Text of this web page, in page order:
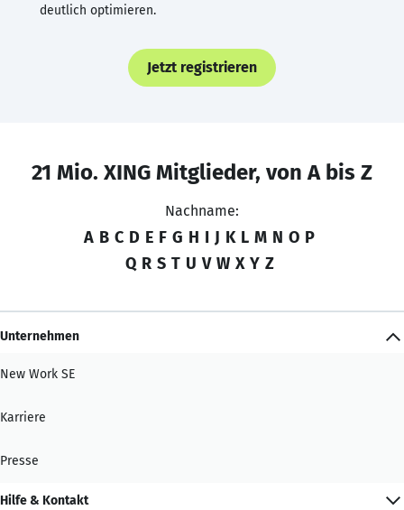
deutlich optimieren.
Jetzt registrieren
21 Mio. XING Mitglieder, von A bis Z
Nachname:
A B C D E F G H I J K L M N O P
Q R S T U V W X Y Z
Unternehmen
New Work SE
Karriere
Presse
Hilfe & Kontakt